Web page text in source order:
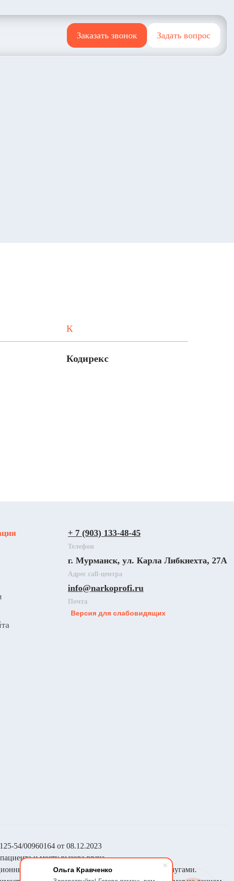
Ольга Кравченко
Заказать звонок Задать вопрос
К
Кодирекс
+ 7 (903) 133-48-45
Телефон
г. Мурманск, ул. Карла Либкнехта, 27А
Адрес call-центра
info@narkoprofi.ru
Почта
Версия для слабовидящих
54/00960164 от 08.12.2023
и месту вызова врача.
характер и не являются медицинскими услугами.